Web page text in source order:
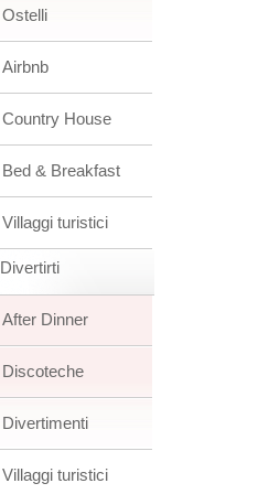
Ostelli
Airbnb
Country House
Bed & Breakfast
Villaggi turistici
Divertirti
After Dinner
Discoteche
Divertimenti
Villaggi turistici